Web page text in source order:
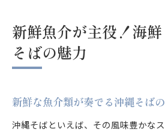
新鮮魚介が主役！海
そばの魅力
新鮮な魚介類が奏でる沖縄そば
沖縄そばといえば、その風味豊かな